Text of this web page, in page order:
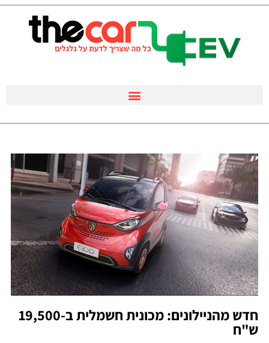
חדש מהניילונים: מכונית חשמלית ב-19,500
ש"ח